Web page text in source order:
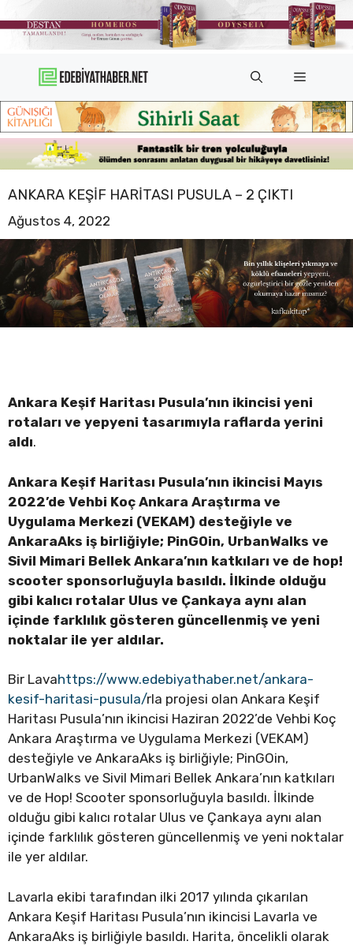
atla
Menü
​ANKARA KEŞIF HARITASI PUSULA – 2 ÇIKTI
Ağustos 4, 2022
Ankara Keşif Haritası Pusula’nın ikincisi yeni
rotaları ve yepyeni tasarımıyla raflarda yerini
aldı.
Ankara Keşif Haritası Pusula’nın ikincisi Mayıs
2022’de Vehbi Koç Ankara Araştırma ve
Uygulama Merkezi (VEKAM) desteğiyle ve
AnkaraAks iş birliğiyle; PinGOin, UrbanWalks ve
Sivil Mimari Bellek Ankara’nın katkıları ve de hop!
scooter sponsorluğuyla basıldı. İlkinde olduğu
gibi kalıcı rotalar Ulus ve Çankaya aynı alan
içinde farklılık gösteren güncellenmiş ve yeni
noktalar ile yer aldılar.
Bir Lavahttps://www.edebiyathaber.net/ankara-
kesif-haritasi-pusula/rla projesi olan Ankara Keşif
Haritası Pusula’nın ikincisi Haziran 2022’de Vehbi Koç
Ankara Araştırma ve Uygulama Merkezi (VEKAM)
desteğiyle ve AnkaraAks iş birliğiyle; PinGOin,
UrbanWalks ve Sivil Mimari Bellek Ankara’nın katkıları
ve de Hop! Scooter sponsorluğuyla basıldı. İlkinde
olduğu gibi kalıcı rotalar Ulus ve Çankaya aynı alan
içinde farklılık gösteren güncellenmiş ve yeni noktalar
ile yer aldılar.
Lavarla ekibi tarafından ilki 2017 yılında çıkarılan
Ankara Keşif Haritası Pusula’nın ikincisi Lavarla ve
AnkaraAks iş birliğiyle basıldı. Harita, öncelikli olarak